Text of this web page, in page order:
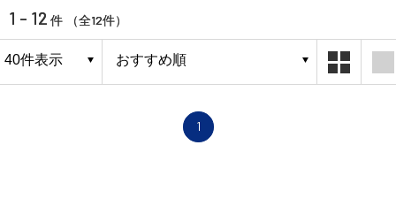
1 - 12 件 （全12件）
1